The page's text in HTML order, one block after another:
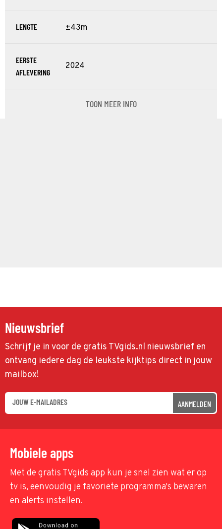
LENGTE ±43m
EERSTE
AFLEVERING
2024
TOON MEER INFO
Nieuwsbrief
Schrijf je in voor de gratis TVgids.nl nieuwsbrief en
ontvang iedere dag de leukste kijktips direct in jouw
mailbox!
AANMELDEN
Mobiele apps
Met de gratis TVgids app kun je snel zien wat er op
tv is, eenvoudig je favoriete programma's bewaren
en alerts instellen.